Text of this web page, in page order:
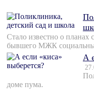
Стало известно о планах
бывшего МЖК
А
доме пума.